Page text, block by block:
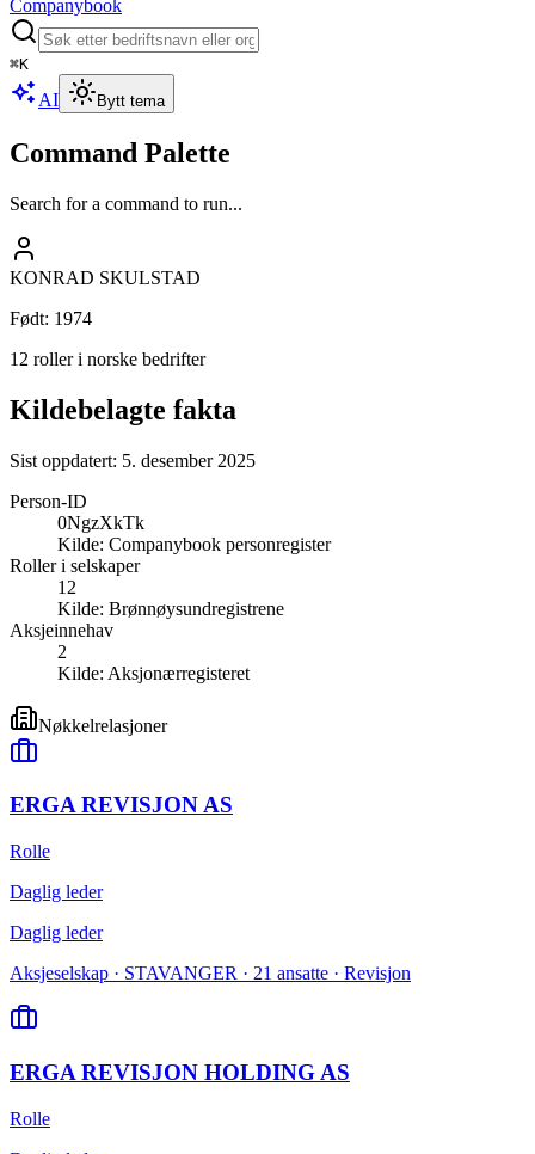
Companybook
⌘K
AI Bytt tema
Command Palette
Search for a command to run...
KONRAD SKULSTAD
Født: 1974
12 roller i norske bedrifter
Kildebelagte fakta
Sist oppdatert: 5. desember 2025
Person-ID
0NgzXkTk
Kilde: Companybook personregister
Roller i selskaper
12
Kilde: Brønnøysundregistrene
Aksjeinnehav
2
Kilde: Aksjonærregisteret
Nøkkelrelasjoner
ERGA REVISJON AS
Rolle
Daglig leder
Daglig leder
Aksjeselskap · STAVANGER · 21 ansatte · Revisjon
ERGA REVISJON HOLDING AS
Rolle